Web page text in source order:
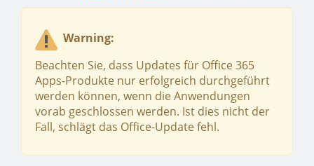
Warning:
Beachten Sie, dass Updates für Office 365
Apps-Produkte nur erfolgreich durchgeführt
werden können, wenn die Anwendungen
vorab geschlossen werden. Ist dies nicht der
Fall, schlägt das Office-Update fehl.